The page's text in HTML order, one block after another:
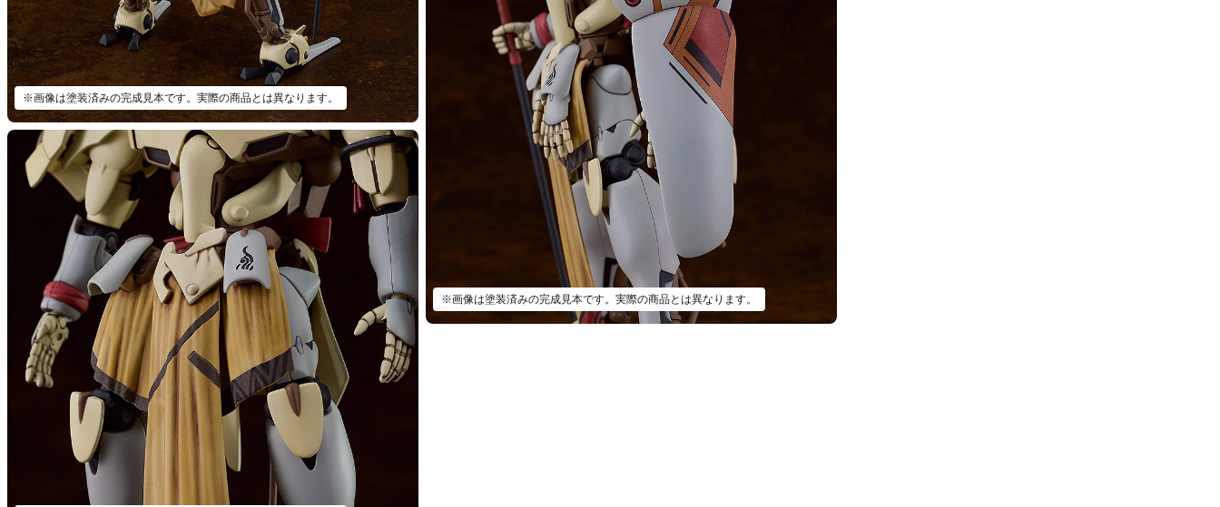
※画像は塗装済みの完成見本です。実際の商品とは異なります。
※画像は塗装済みの完成見本です。実際の商品とは異なります。